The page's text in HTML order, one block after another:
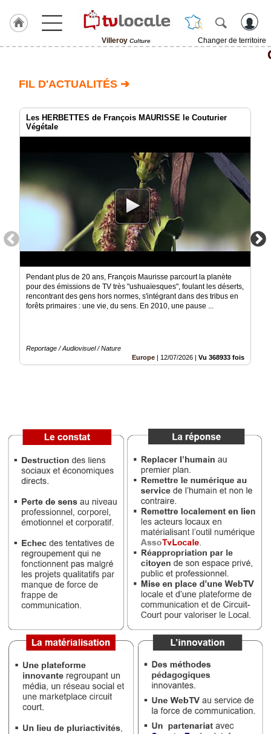
Villeroy Culture
Changer de territoire
Villeroy
TvLocale
RUBRIQUES
Gazette
Médias
Inscription
FIL D'ACTUALITÉS ➔
Les HERBETTES de François MAURISSE le Couturier
Végétale
Pendant plus de 20 ans, François Maurisse parcourt la planète
pour des émissions de TV très "ushuaïesques", foulant les déserts,
rencontrant des gens hors normes, s'intégrant dans des tribus en
forêts primaires : une vie, du sens. En 2010, une pause ...
Reportage / Audiovisuel / Nature
Europe
12/07/2026 Vu 368933 fois